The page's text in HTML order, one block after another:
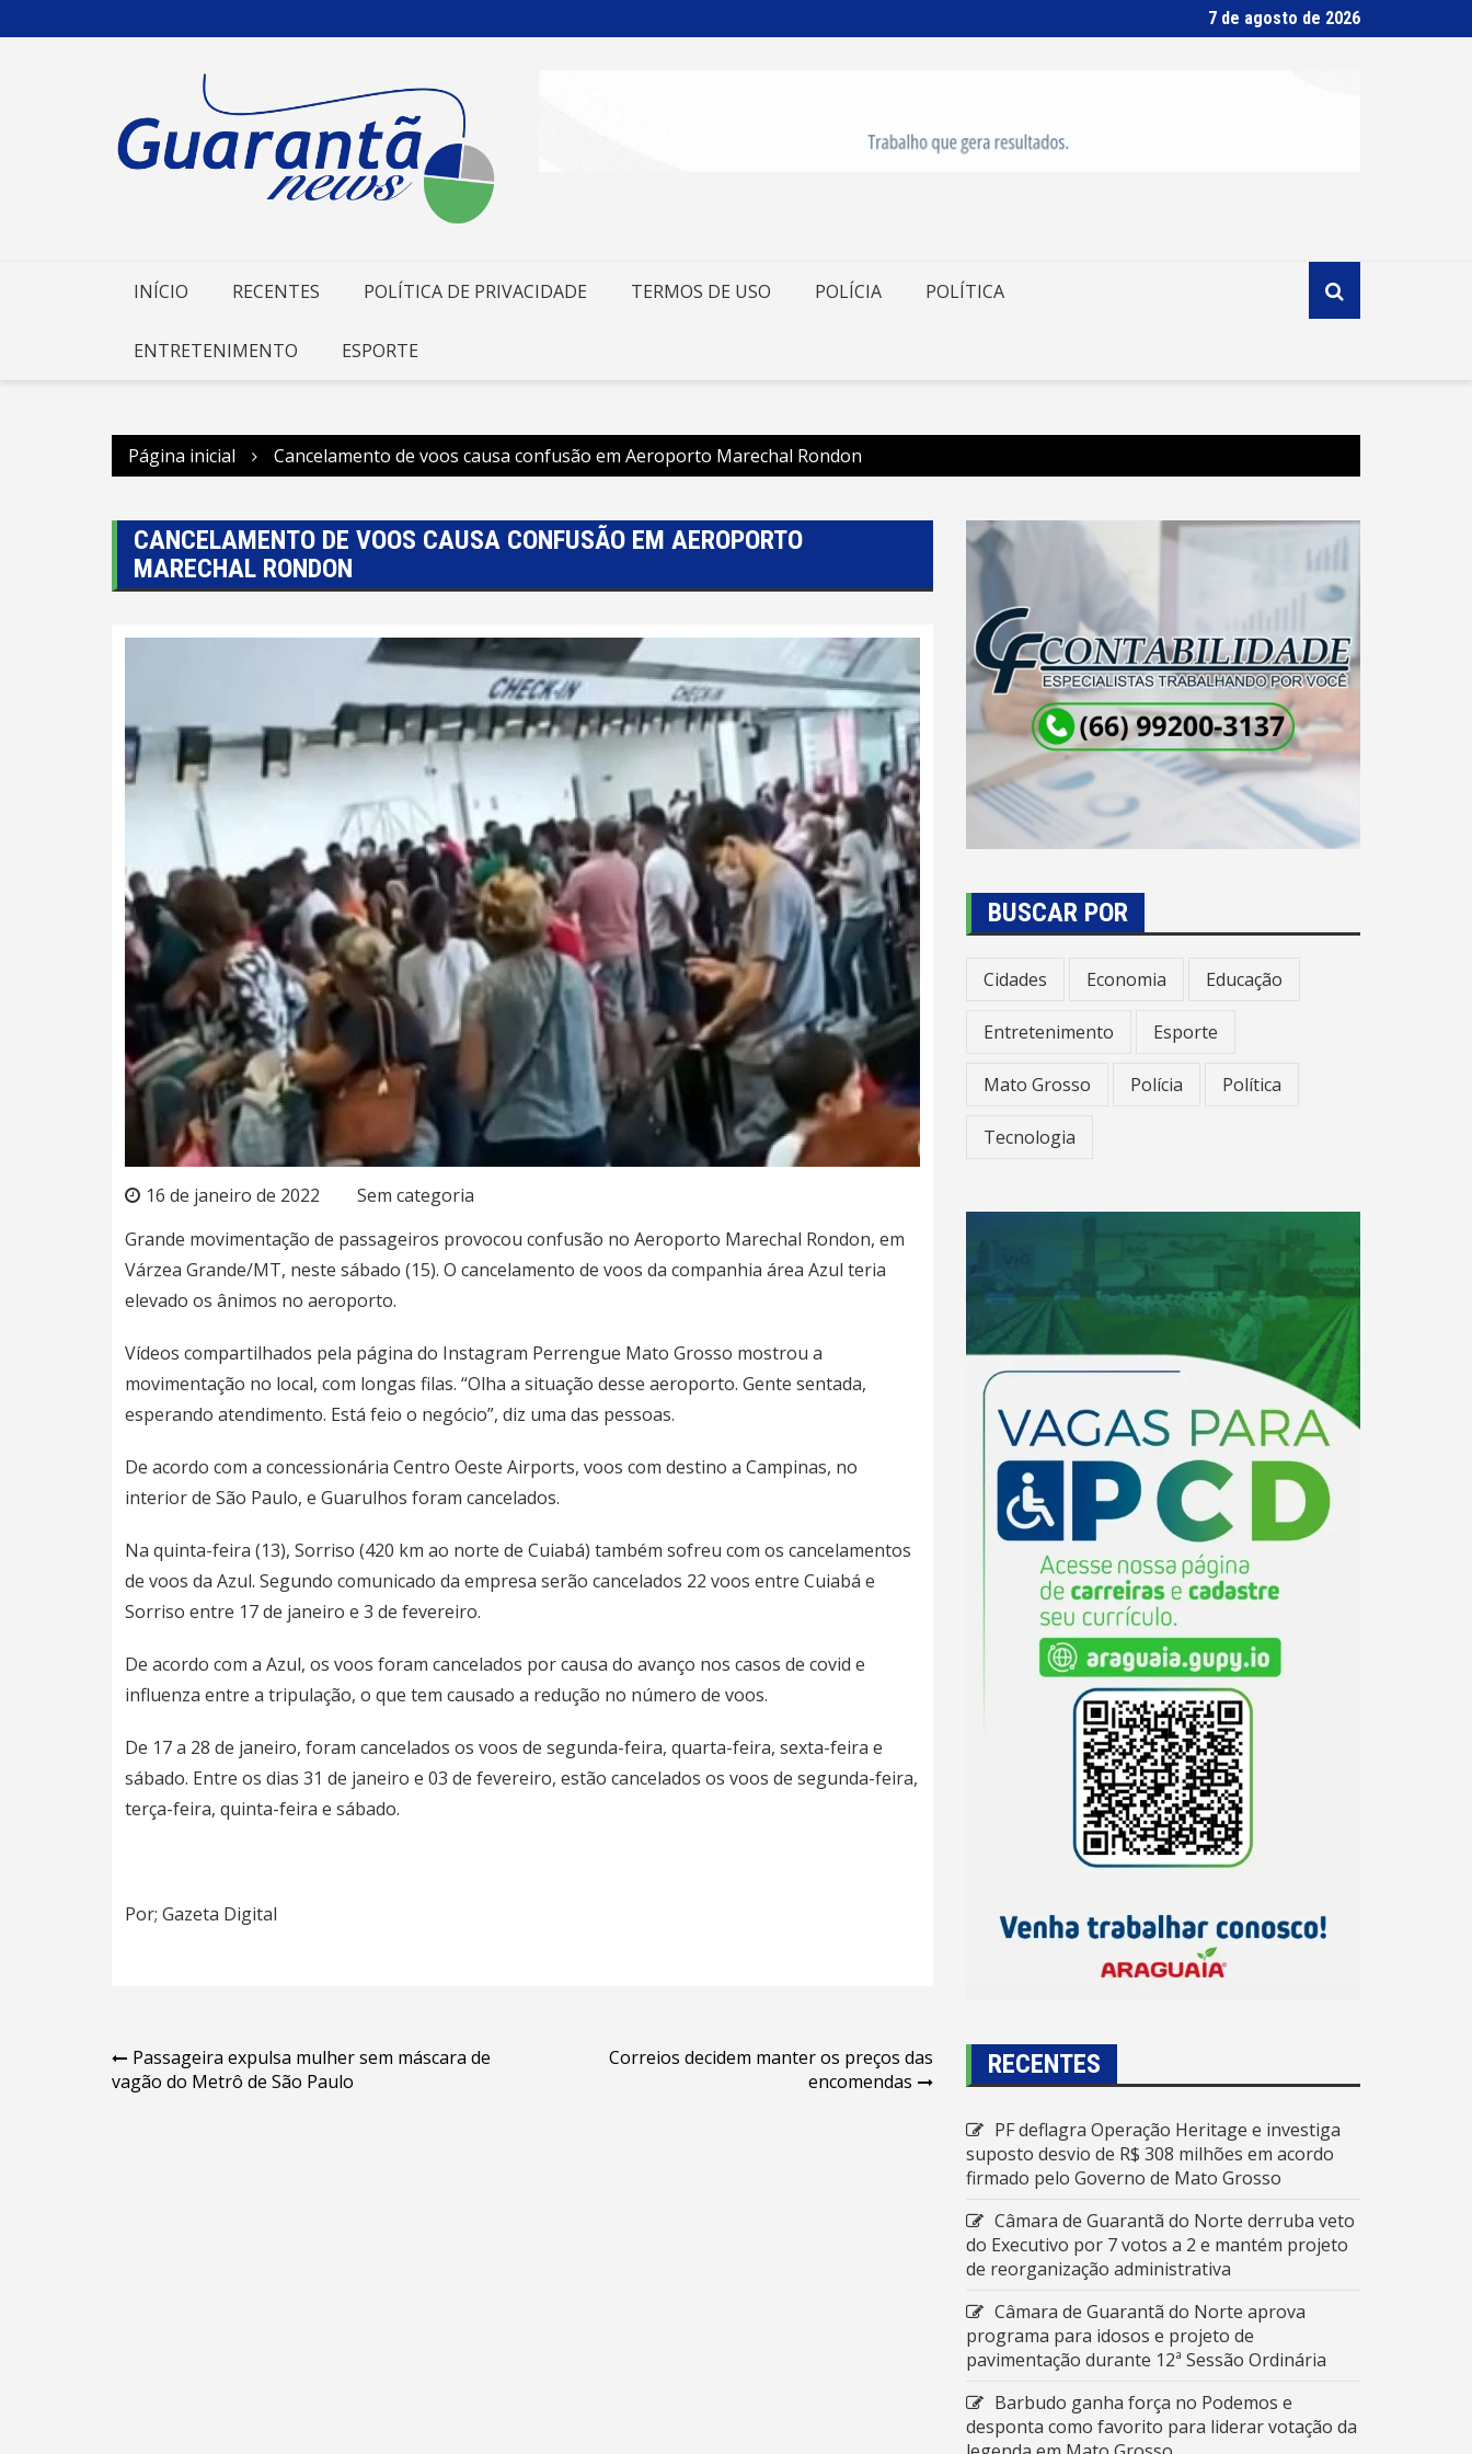
para
7 de agosto de 2026
INÍCIO RECENTES POLÍTICA DE PRIVACIDADE TERMOS DE USO POLÍCIA POLÍTICA
ENTRETENIMENTO ESPORTE
Página inicial Cancelamento de voos causa confusão em Aeroporto Marechal Rondon
CANCELAMENTO DE VOOS CAUSA CONFUSÃO EM AEROPORTO
MARECHAL RONDON
16 de janeiro de 2022
Sem categoria
Grande movimentação de passageiros provocou confusão no Aeroporto Marechal Rondon, em
Várzea Grande/MT, neste sábado (15). O cancelamento de voos da companhia área Azul teria
elevado os ânimos no aeroporto.
Vídeos compartilhados pela página do Instagram Perrengue Mato Grosso mostrou a
movimentação no local, com longas filas. “Olha a situação desse aeroporto. Gente sentada,
esperando atendimento. Está feio o negócio”, diz uma das pessoas.
De acordo com a concessionária Centro Oeste Airports, voos com destino a Campinas, no
interior de São Paulo, e Guarulhos foram cancelados.
Na quinta-feira (13), Sorriso (420 km ao norte de Cuiabá) também sofreu com os cancelamentos
de voos da Azul. Segundo comunicado da empresa serão cancelados 22 voos entre Cuiabá e
Sorriso entre 17 de janeiro e 3 de fevereiro.
De acordo com a Azul, os voos foram cancelados por causa do avanço nos casos de covid e
influenza entre a tripulação, o que tem causado a redução no número de voos.
De 17 a 28 de janeiro, foram cancelados os voos de segunda-feira, quarta-feira, sexta-feira e
sábado. Entre os dias 31 de janeiro e 03 de fevereiro, estão cancelados os voos de segunda-feira,
terça-feira, quinta-feira e sábado.
Por; Gazeta Digital
Navegação
de
Passageira expulsa mulher sem máscara de
vagão do Metrô de São Paulo
Correios decidem manter os preços das
encomendas
BUSCAR POR
Cidades Economia Educação
Entretenimento Esporte
Mato Grosso Polícia Política
Tecnologia
RECENTES
PF deflagra Operação Heritage e investiga
suposto desvio de R$ 308 milhões em acordo
firmado pelo Governo de Mato Grosso
Câmara de Guarantã do Norte derruba veto
do Executivo por 7 votos a 2 e mantém projeto
de reorganização administrativa
Câmara de Guarantã do Norte aprova
programa para idosos e projeto de
pavimentação durante 12ª Sessão Ordinária
Barbudo ganha força no Podemos e
desponta como favorito para liderar votação da